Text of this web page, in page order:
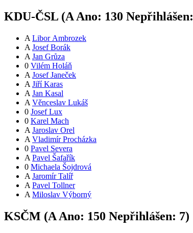
KDU-ČSL (AAno: 130 Nepřihlášen:
A Libor Ambrozek
A Josef Borák
A Jan Grůza
0 Vilém Holáň
A Josef Janeček
A Jiří Karas
A Jan Kasal
A Věnceslav Lukáš
0 Josef Lux
0 Karel Mach
A Jaroslav Orel
A Vladimír Procházka
0 Pavel Severa
A Pavel Šafařík
0 Michaela Šojdrová
A Jaromír Talíř
A Pavel Tollner
A Miloslav Výborný
KSČM (A Ano: 150 Nepřihlášen: 7)